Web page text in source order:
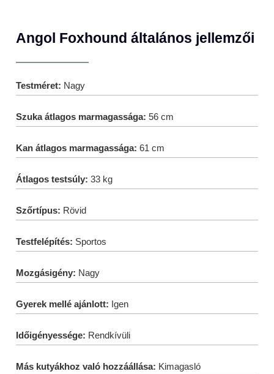
Angol Foxhound általános jellemzői
Testméret: Nagy
Szuka átlagos marmagassága: 56 cm
Kan átlagos marmagassága: 61 cm
Átlagos testsúly: 33 kg
Szőrtípus: Rövid
Testfelépítés: Sportos
Mozgásigény: Nagy
Gyerek mellé ajánlott: Igen
Időigényessége: Rendkívüli
Más kutyákhoz való hozzáállása: Kimagasló